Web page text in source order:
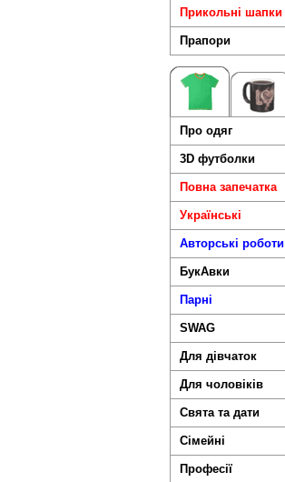
Прикольні шапки
Прапори
Про одяг
3D футболки
Повна запечатка
Українські
Авторські роботи
БукАвки
Парні
SWAG
Для дівчаток
Для чоловіків
Свята та дати
Сімейні
Професії